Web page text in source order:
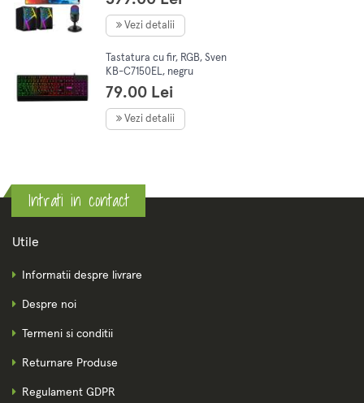
Vezi detalii
Tastatura cu fir, RGB, Sven
KB-C7150EL, negru
79.00 Lei
Vezi detalii
Intrati in contact
Utile
Informatii despre livrare
Despre noi
Termeni si conditii
Returnare Produse
Regulament GDPR